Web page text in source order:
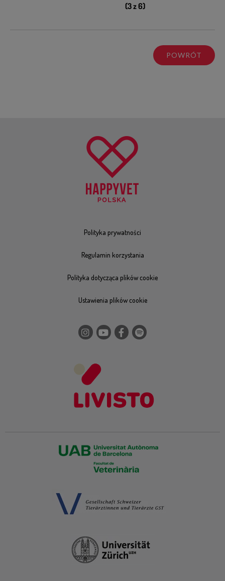
(3 z 6)
POWRÓT
Polityka prywatności
Regulamin korzystania
Polityka dotycząca plików cookie
Ustawienia plików cookie